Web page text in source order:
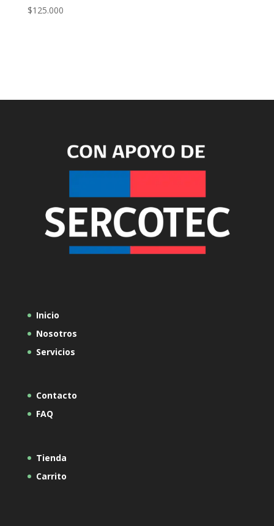
$125.000
Inicio
Nosotros
Servicios
Contacto
FAQ
Tienda
Carrito